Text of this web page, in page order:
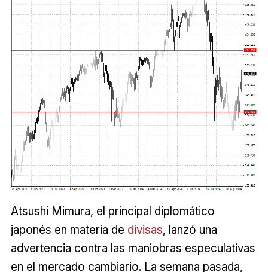
Atsushi Mimura, el principal diplomático
japonés en materia de divisas, lanzó una
advertencia contra las maniobras especulativas
en el mercado cambiario. La semana pasada,